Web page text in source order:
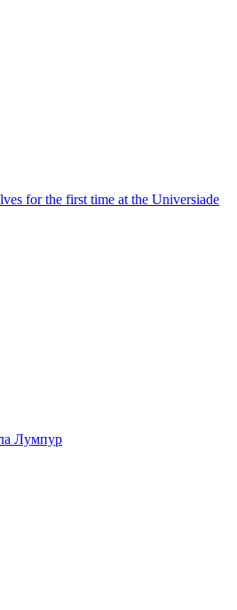
for the first time at the Universiade
Лумпур